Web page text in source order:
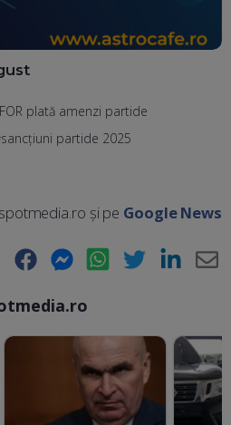
plată amenzi partide
sancțiuni partide 2025
și pe Google News
Facebook Messenger WhatsApp Twitter LinkedIn